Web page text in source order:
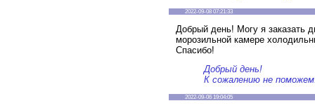
2022-09-08 07:21:33
Добрый день! Могу я заказать
морозильной камере
Спасибо!
Добрый день!
К сожалению не
2022-09-06 19:04:05